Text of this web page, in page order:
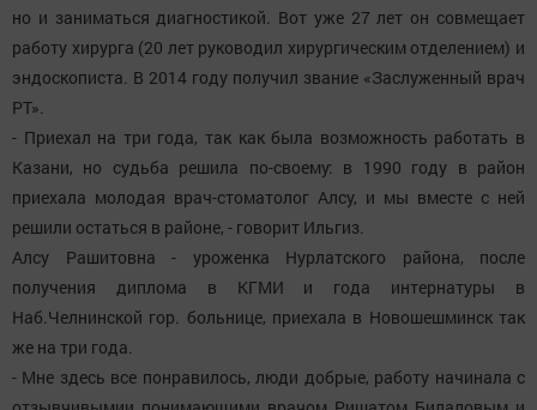
но и заниматься диагностикой. Вот уже 27 лет он совмещает
работу хирурга (20 лет руководил хирургическим отделением) и
эндоскописта. В 2014 году получил звание «Заслуженный врач
РТ».
- Приехал на три года, так как была возможность работать в
Казани, но судьба решила по-своему: в 1990 году в район
приехала молодая врач-стоматолог Алсу, и мы вместе с ней
решили остаться в районе, - говорит Ильгиз.
Алсу Рашитовна - уроженка Нурлатского района, после
получения диплома в КГМИ и года интернатуры в
Наб.Челнинской гор. больнице, приехала в Новошешминск так
же на три года.
- Мне здесь все понравилось, люди добрые, работу начинала с